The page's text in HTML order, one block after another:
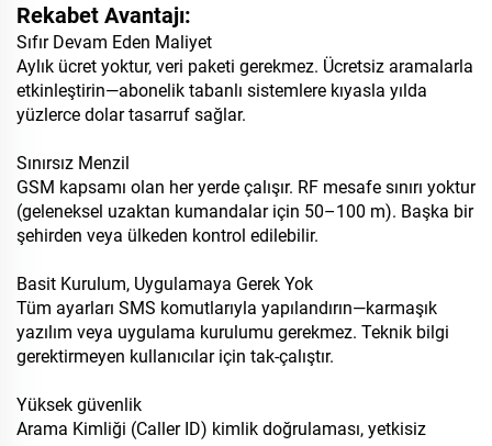
Rekabet Avantajı:
Sıfır Devam Eden Maliyet
Aylık ücret yoktur, veri paketi gerekmez. Ücretsiz aramalarla
etkinleştirin—abonelik tabanlı sistemlere kıyasla yılda
yüzlerce dolar tasarruf sağlar.
Sınırsız Menzil
GSM kapsamı olan her yerde çalışır. RF mesafe sınırı yoktur
(geleneksel uzaktan kumandalar için 50–100 m). Başka bir
şehirden veya ülkeden kontrol edilebilir.
Basit Kurulum, Uygulamaya Gerek Yok
Tüm ayarları SMS komutlarıyla yapılandırın—karmaşık
yazılım veya uygulama kurulumu gerekmez. Teknik bilgi
gerektirmeyen kullanıcılar için tak-çalıştır.
Yüksek güvenlik
Arama Kimliği (Caller ID) kimlik doğrulaması, yetkisiz